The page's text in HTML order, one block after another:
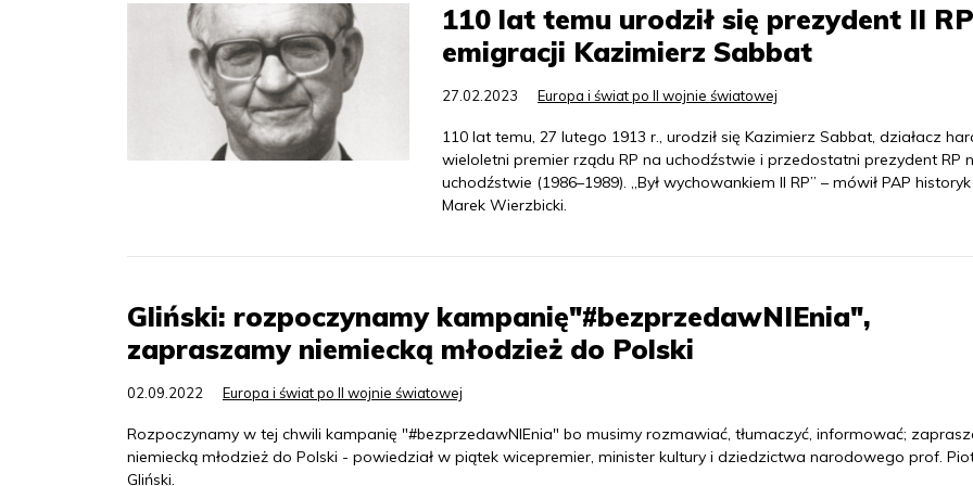
110 lat temu urodził się prezydent II
emigracji Kazimierz Sabbat
27.02.2023 Europa i świat po II wojnie światowej
110 lat temu, 27 lutego 1913 r., urodził się Kazimierz Sabbat, działacz
wieloletni premier rządu RP na uchodźstwie i przedostatni prezydent RP
uchodźstwie (1986–1989). „Był wychowankiem II RP” – mówił PAP
Marek Wierzbicki.
Gliński: rozpoczynamy kampanię"#bezprzedawNIEnia",
zapraszamy niemiecką młodzież do Polski
02.09.2022 Europa i świat po II wojnie światowej
Rozpoczynamy w tej chwili kampanię "#bezprzedawNIEnia" bo musimy rozmawiać, tłumaczyć, informować;
niemiecką młodzież do Polski - powiedział w piątek wicepremier, minister kultury i dziedzictwa narodowego prof.
Gliński.